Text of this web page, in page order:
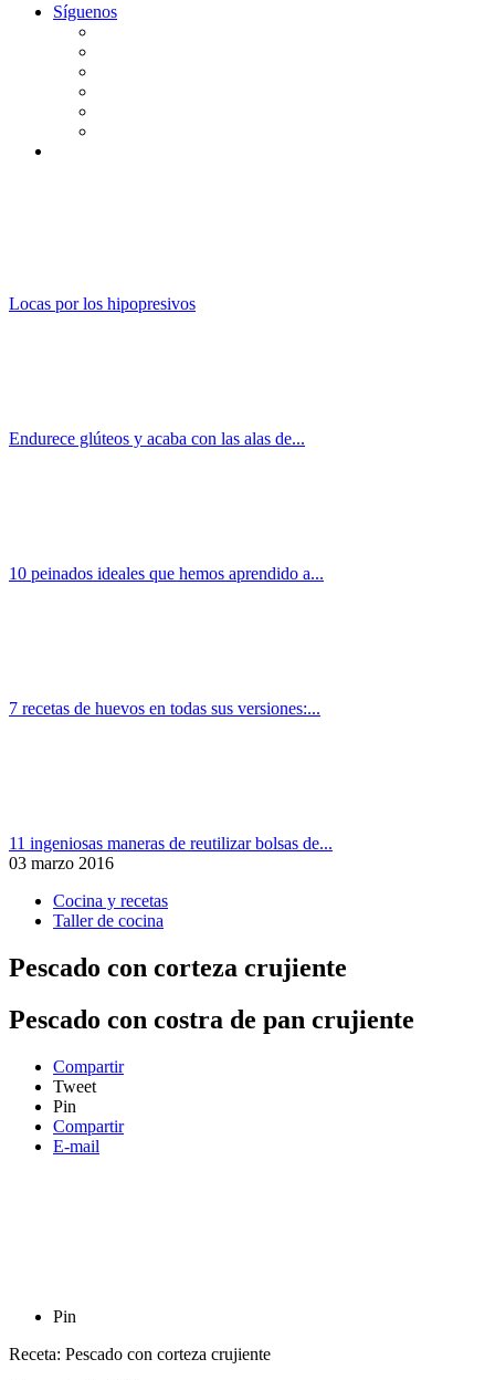
Síguenos
Locas por los hipopresivos
Endurece glúteos y acaba con las alas de...
10 peinados ideales que hemos aprendido a...
7 recetas de huevos en todas sus versiones:...
11 ingeniosas maneras de reutilizar bolsas de...
03 marzo 2016
Cocina y recetas
Taller de cocina
Pescado con corteza crujiente
Pescado con costra de pan crujiente
Compartir
Tweet
Pin
Compartir
E-mail
Pin
Receta: Pescado con corteza crujiente